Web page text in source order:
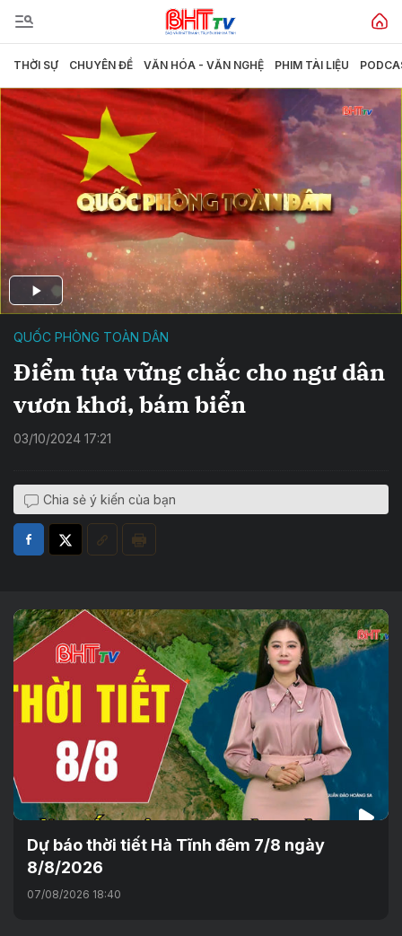
THỜI SỰ CHUYÊN ĐỀ VĂN HÓA - VĂN NGHỆ PHIM TÀI LIỆU
QUỐC PHÒNG TOÀN DÂN
Điểm tựa vững chắc cho ngư dân
vươn khơi, bám biển
03/10/2024 17:21
Chia sẻ ý kiến của bạn
Dự báo thời tiết Hà Tĩnh đêm 7/8 ngày
8/8/2026
07/08/2026 18:40